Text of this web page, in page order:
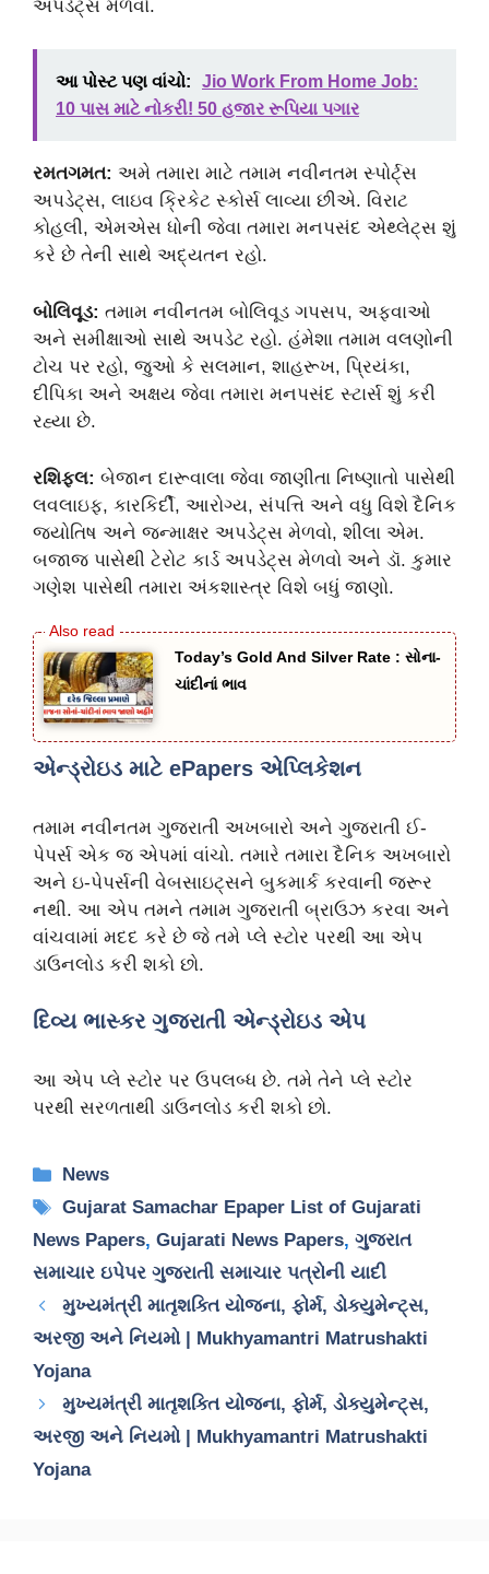
અપડેટ્સ મેળવો.
આ પોસ્ટ પણ વાંચો:
Jio Work From Home Job:
10 પાસ માટે નોકરી! 50 હજાર રૂપિયા પગાર
રમતગમત: અમે તમારા માટે તમામ નવીનતમ સ્પોર્ટ્સ
અપડેટ્સ, લાઇવ ક્રિકેટ સ્કોર્સ લાવ્યા છીએ. વિરાટ
કોહલી, એમએસ ધોની જેવા તમારા મનપસંદ એથ્લેટ્સ શું
કરે છે તેની સાથે અદ્યતન રહો.
બોલિવૂડ: તમામ નવીનતમ બોલિવૂડ ગપસપ, અફવાઓ
અને સમીક્ષાઓ સાથે અપડેટ રહો. હંમેશા તમામ વલણોની
ટોચ પર રહો, જુઓ કે સલમાન, શાહરૂખ, પ્રિયંકા,
દીપિકા અને અક્ષય જેવા તમારા મનપસંદ સ્ટાર્સ શું કરી
રહ્યા છે.
રશિફલ: બેજાન દારૂવાલા જેવા જાણીતા નિષ્ણાતો પાસેથી
લવલાઇફ, કારકિર્દી, આરોગ્ય, સંપત્તિ અને વધુ વિશે દૈનિક
જ્યોતિષ અને જન્માક્ષર અપડેટ્સ મેળવો, શીલા એમ.
બજાજ પાસેથી ટેરોટ કાર્ડ અપડેટ્સ મેળવો અને ડૉ. કુમાર
ગણેશ પાસેથી તમારા અંકશાસ્ત્ર વિશે બધું જાણો.
Today’s Gold And Silver Rate : સોના-
ચાંદીનાં ભાવ
એન્ડ્રોઇડ માટે ePapers એપ્લિકેશન
તમામ નવીનતમ ગુજરાતી અખબારો અને ગુજરાતી ઈ-
પેપર્સ એક જ એપમાં વાંચો. તમારે તમારા દૈનિક અખબારો
અને ઇ-પેપર્સની વેબસાઇટ્સને બુકમાર્ક કરવાની જરૂર
નથી. આ એપ તમને તમામ ગુજરાતી બ્રાઉઝ કરવા અને
વાંચવામાં મદદ કરે છે જે તમે પ્લે સ્ટોર પરથી આ એપ
ડાઉનલોડ કરી શકો છો.
દિવ્ય ભાસ્કર ગુજરાતી એન્ડ્રોઇડ એપ
આ એપ પ્લે સ્ટોર પર ઉપલબ્ધ છે. તમે તેને પ્લે સ્ટોર
પરથી સરળતાથી ડાઉનલોડ કરી શકો છો.
Categories
News
Tags
Gujarat Samachar Epaper List of Gujarati
News Papers, Gujarati News Papers, ગુજરાત
સમાચાર ઇપેપર ગુજરાતી સમાચાર પત્રોની યાદી
મુખ્યમંત્રી માતૃશક્તિ યોજના, ફોર્મ, ડોક્યુમેન્ટ્સ,
અરજી અને નિયમો | Mukhyamantri Matrushakti
Yojana
મુખ્યમંત્રી માતૃશક્તિ યોજના, ફોર્મ, ડોક્યુમેન્ટ્સ,
અરજી અને નિયમો | Mukhyamantri Matrushakti
Yojana